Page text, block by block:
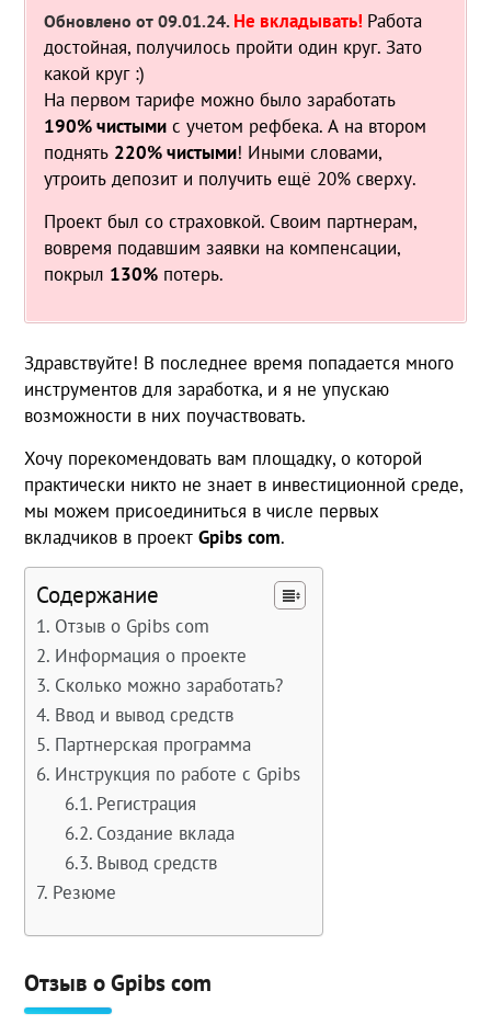
Обновлено от 09.01.24. Не вкладывать! Работа
достойная, получилось пройти один круг. Зато
какой круг :)
На первом тарифе можно было заработать
190% чистыми с учетом рефбека. А на втором
поднять 220% чистыми! Иными словами,
утроить депозит и получить ещё 20% сверху.
Проект был со страховкой. Своим партнерам,
вовремя подавшим заявки на компенсации,
покрыл 130% потерь.
Здравствуйте! В последнее время попадается много
инструментов для заработка, и я не упускаю
возможности в них поучаствовать.
Хочу порекомендовать вам площадку, о которой
практически никто не знает в инвестиционной среде,
мы можем присоединиться в числе первых
вкладчиков в проектGpibs com.
Содержание
Отзыв о Gpibs com
Информация о проекте
Сколько можно заработать?
Ввод и вывод средств
Партнерская программа
Инструкция по работе с Gpibs
Регистрация
Создание вклада
Вывод средств
Резюме
Отзыв о Gpibs com